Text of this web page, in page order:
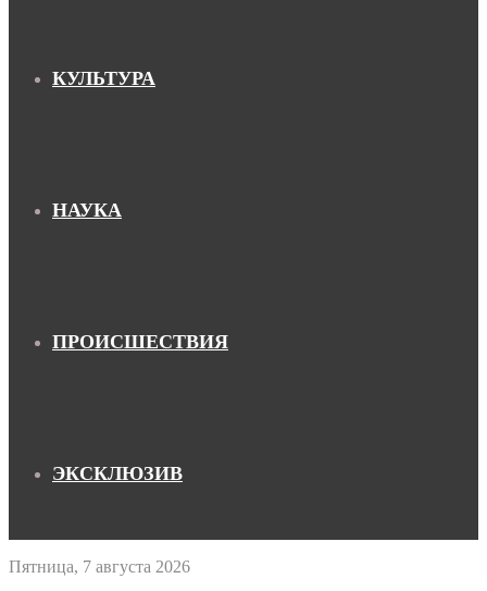
КУЛЬТУРА
НАУКА
ПРОИСШЕСТВИЯ
ЭКСКЛЮЗИВ
Пятница, 7 августа 2026